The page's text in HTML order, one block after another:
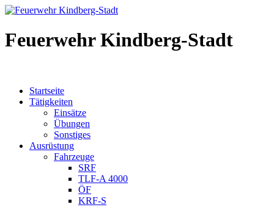
Feuerwehr Kindberg-Stadt
Startseite
Tätigkeiten
Einsätze
Übungen
Sonstiges
Ausrüstung
Fahrzeuge
SRF
TLF-A 4000
ÖF
KRF-S